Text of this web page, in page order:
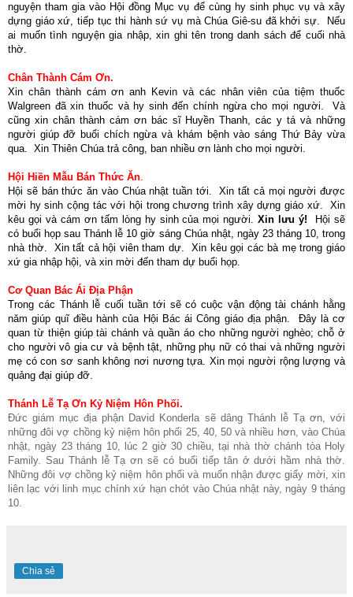
nguyện tham gia vào Hội đồng Mục vụ để cùng hy sinh phục vụ và xây
dựng giáo xứ, tiếp tục thi hành sứ vụ mà Chúa Giê-su đã khởi sự. Nếu
ai muốn tình nguyện gia nhập, xin ghi tên trong danh sách để cuối nhà
thờ.
Chân Thành Cám Ơn.
Xin chân thành cám ơn anh Kevin và các nhân viên của tiệm thuốc
Walgreen đã xin thuốc và hy sinh đến chính ngừa cho mọi người. Và
cũng xin chân thành cám ơn bác sĩ Huyền Thanh, các y tá và những
người giúp đỡ buổi chích ngừa và khám bệnh vào sáng Thứ Bảy vừa
qua. Xin Thiên Chúa trả công, ban nhiều ơn lành cho mọi người.
Hội Hiền Mẫu Bán Thức Ăn.
Hội sẽ bán thức ăn vào Chúa nhật tuần tới. Xin tất cả mọi người được
mời hy sinh cộng tác với hội trong chương trình xây dựng giáo xứ. Xin
kêu gọi và cám ơn tấm lòng hy sinh của mọi người.Xin lưu ý! Hội sẽ
có buổi họp sau Thánh lễ 10 giờ sáng Chúa nhật, ngày 23 tháng 10, trong
nhà thờ. Xin tất cả hội viên tham dự. Xin kêu gọi các bà mẹ trong giáo
xứ gia nhập hội, và xin mời đến tham dự buổi họp.
Cơ Quan Bác Ái Địa Phận
Trong các Thánh lễ cuối tuần tới sẽ có cuộc vận động tài chánh hằng
năm giúp quĩ điều hành của Hội Bác ái Công giáo địa phận. Đây là cơ
quan từ thiện giúp tài chánh và quần áo cho những người nghèo; chỗ ở
cho người vô gia cư và bệnh tật, những phụ nữ có thai và những người
mẹ có con sơ sanh không nơi nương tựa. Xin mọi người rộng lượng và
quảng đại giúp đỡ.
Thánh Lễ Tạ Ơn Kỷ Niệm Hôn Phối.
Đức giám mục địa phận David Konderla sẽ dâng Thánh lễ Tạ ơn, với
những đôi vợ chồng kỷ niệm hôn phối 25, 40, 50 và nhiều hơn, vào Chúa
nhật, ngày 23 tháng 10, lúc 2 giờ 30 chiều, tại nhà thờ chánh tòa Holy
Family. Sau Thánh lễ Tạ ơn sẽ có buổi tiếp tân ở dưới hầm nhà thờ.
Những đôi vợ chồng kỷ niệm hôn phối và muốn nhận được giấy mời, xin
liên lạc với linh mục chính xứ hạn chót vào Chúa nhật này, ngày 9 tháng
10.
Chia sẻ